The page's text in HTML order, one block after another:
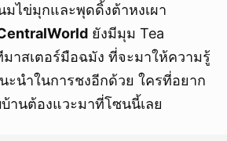
ไข่มุกและพุดดิ้งต้าหงเผา
ยังมีมุม Tea
าสเตอร์มือฉมัง ที่จะมาให้ความรู้
ะนำในการชงอีกด้วย ใครที่อยาก
านต้องแวะมาที่โซนนี้เลย